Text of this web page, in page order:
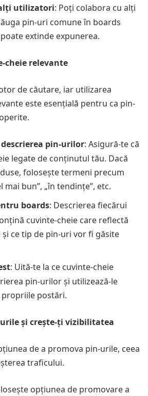
utilizatori: Poți colabora cu alți
pin-uri comune în boards
extinde expunerea.
cheie relevante
de căutare, iar utilizarea
este esențială pentru ca pin-
pin-urilor: Asigură-te că
legate de conținutul tău. Dacă
folosește termeni precum
mai bun”, „în tendințe”, etc.
boards: Descrierea fiecărui
cuvinte-cheie care reflectă
ce tip de pin-uri vor fi găsite
: Uită-te la ce cuvinte-cheie
pin-urilor și utilizează-le
postări.
și crește-ți vizibilitatea
de a promova pin-urile, ceea
traficului.
opțiunea de promovare a